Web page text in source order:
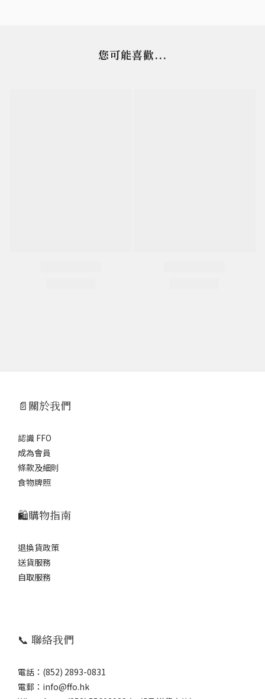
您可能喜歡...
📄關於我們
認識 FFO
成為會員
條款及細則
食物牌照
🛍️購物指南
退換貨政策
送貨服務
自取服務
📞 聯絡我們
電話：(852) 2893-0831
電郵：info@ffo.hk